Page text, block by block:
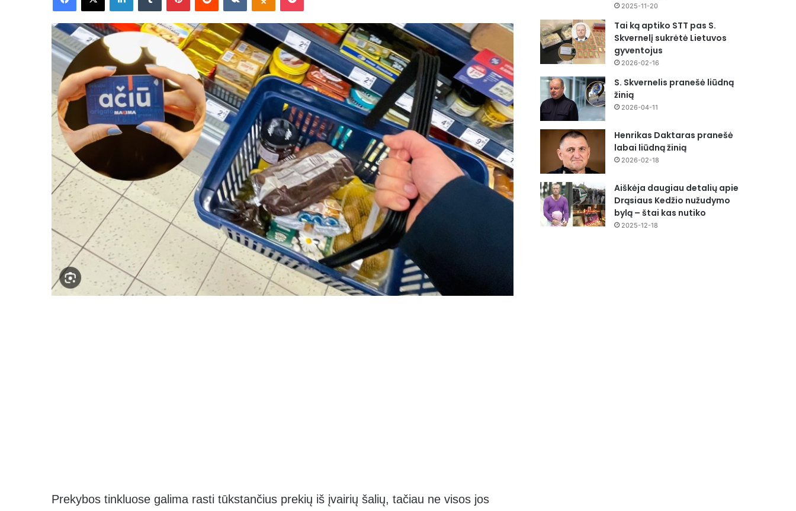
Prekybos tinkluose galima rasti tūkstančius prekių iš įvairių šalių, tačiau ne visos jos
2025-11-20
Tai ką aptiko STT pas S.
Skvernelį sukrėtė Lietuvos
gyventojus
2026-02-16
S. Skvernelis pranešė liūdną
žinią
2026-04-11
Henrikas Daktaras pranešė
labai liūdną žinią
2026-02-18
Aiškėja daugiau detalių apie
Drąsiaus Kedžio nužudymo
bylą – štai kas nutiko
2025-12-18